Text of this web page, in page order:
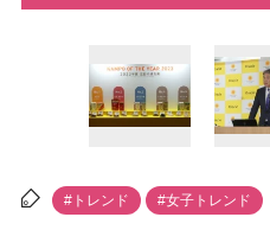
#トレンド #女子トレンド